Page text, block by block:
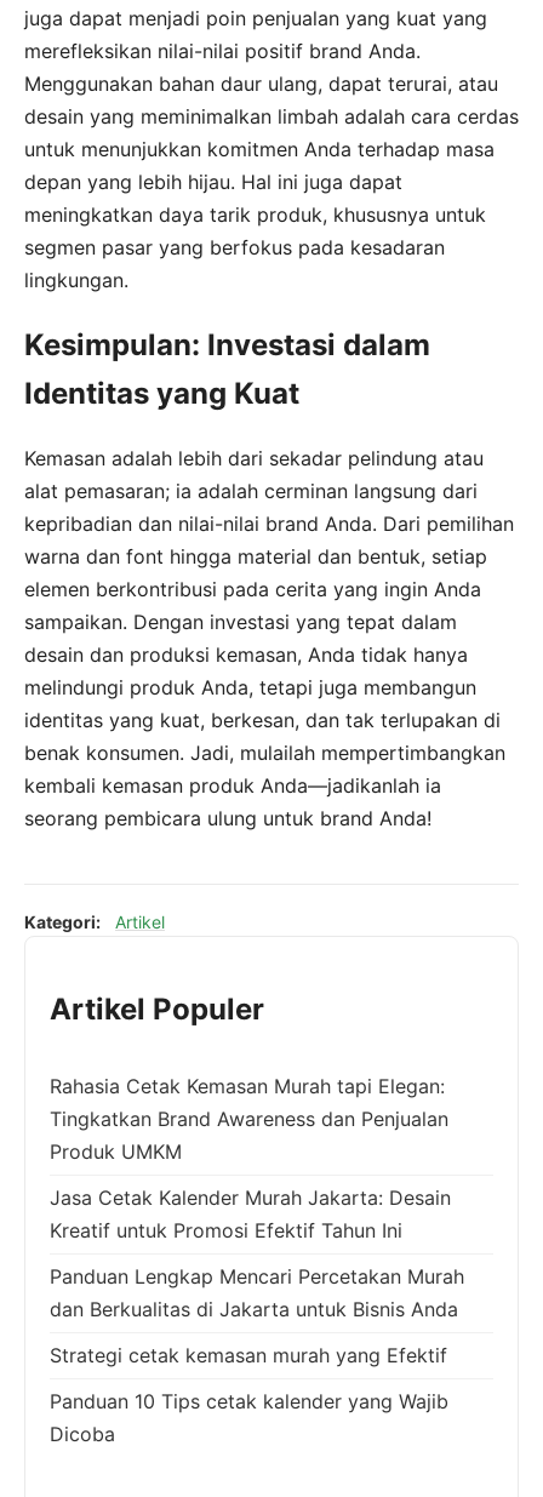
juga dapat menjadi poin penjualan yang kuat yang
merefleksikan nilai-nilai positif brand Anda.
Menggunakan bahan daur ulang, dapat terurai, atau
desain yang meminimalkan limbah adalah cara cerdas
untuk menunjukkan komitmen Anda terhadap masa
depan yang lebih hijau. Hal ini juga dapat
meningkatkan daya tarik produk, khususnya untuk
segmen pasar yang berfokus pada kesadaran
lingkungan.
Kesimpulan: Investasi dalam
Identitas yang Kuat
Kemasan adalah lebih dari sekadar pelindung atau
alat pemasaran; ia adalah cerminan langsung dari
kepribadian dan nilai-nilai brand Anda. Dari pemilihan
warna dan font hingga material dan bentuk, setiap
elemen berkontribusi pada cerita yang ingin Anda
sampaikan. Dengan investasi yang tepat dalam
desain dan produksi kemasan, Anda tidak hanya
melindungi produk Anda, tetapi juga membangun
identitas yang kuat, berkesan, dan tak terlupakan di
benak konsumen. Jadi, mulailah mempertimbangkan
kembali kemasan produk Anda—jadikanlah ia
seorang pembicara ulung untuk brand Anda!
Kategori: Artikel
Artikel Populer
Rahasia Cetak Kemasan Murah tapi Elegan:
Tingkatkan Brand Awareness dan Penjualan
Produk UMKM
Jasa Cetak Kalender Murah Jakarta: Desain
Kreatif untuk Promosi Efektif Tahun Ini
Panduan Lengkap Mencari Percetakan Murah
dan Berkualitas di Jakarta untuk Bisnis Anda
Strategi cetak kemasan murah yang Efektif
Panduan 10 Tips cetak kalender yang Wajib
Dicoba